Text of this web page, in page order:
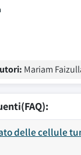
Mariam
delle cellule